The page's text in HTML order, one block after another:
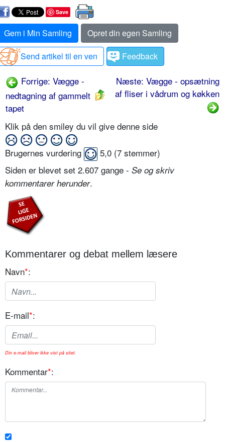
Save
Gem i Min Samling
Opret din egen Samling
Send artikel til en ven
Feedback
Forrige: Vægge -
nedtagning af gammelt
tapet
Næste: Vægge - opsætning
af fliser i vådrum og køkken
Klik på den smiley du vil give denne side
Brugernes vurdering 5,0 (7 stemmer)
Siden er blevet set 2.607 gange - Se og skriv
kommentarer herunder.
Kommentarer og debat mellem læsere
Navn*:
E-mail*:
Din e-mail bliver ikke vist på sitet.
Kommentar*: